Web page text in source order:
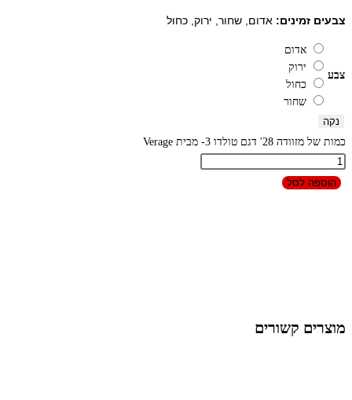
צבעים זמינים: אדום, שחור, ירוק, כחול
צבע
אדום
ירוק
כחול
שחור
נקה
כמות של מזוודה 28' דגם טולדו 3- מבית Verage
הוספה לסל
מוצרים קשורים